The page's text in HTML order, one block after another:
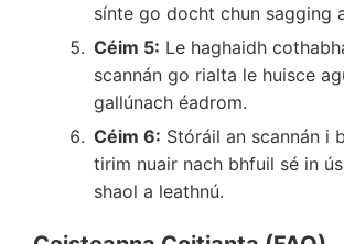
sínte go docht chun sagging
Céim 5: Le haghaidh
scannán go rialta le huisce
gallúnach éadrom.
Céim 6: Stóráil an scannán i
tirim nuair nach bhfuil sé in
shaol a leathnú.